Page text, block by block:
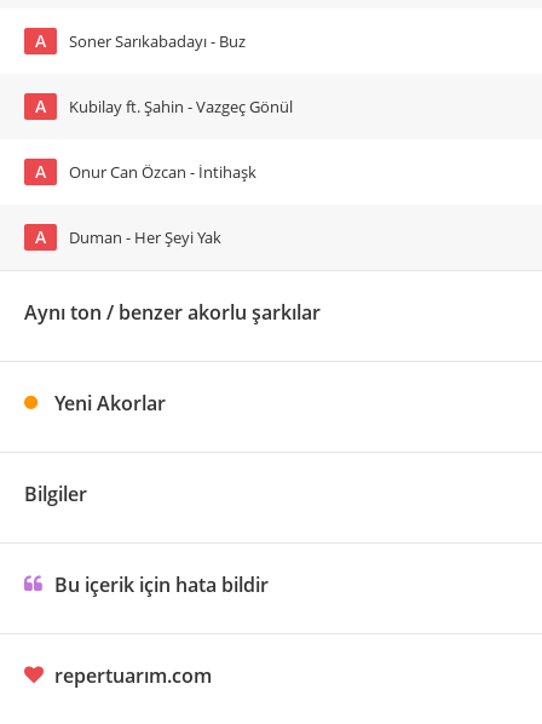
A Soner Sarıkabadayı - Buz
A Kubilay ft. Şahin - Vazgeç Gönül
A Onur Can Özcan - İntihaşk
A Duman - Her Şeyi Yak
Aynı ton / benzer akorlu şarkılar
Yeni Akorlar
Bilgiler
Bu içerik için hata bildir
repertuarım.com